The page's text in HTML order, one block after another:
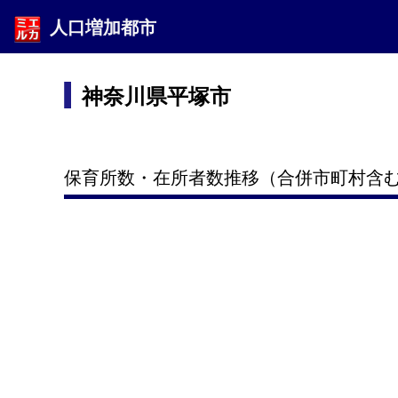
人口増加都市
神奈川県平塚市
保育所数・在所者数推移（合併市町村含